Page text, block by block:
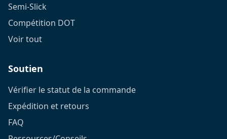
Semi-Slick
Compétition DOT
Voir tout
Soutien
Vérifier le statut de la commande
Expédition et retours
FAQ